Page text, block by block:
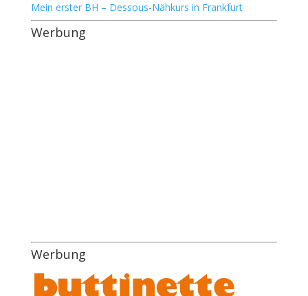
Mein erster BH – Dessous-Nähkurs in Frankfurt
Werbung
Werbung